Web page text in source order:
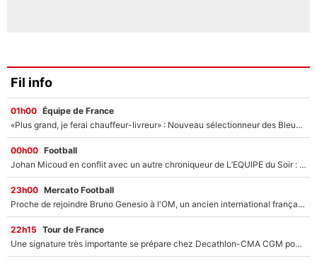
Fil info
01h00 Équipe de France
«Plus grand, je ferai chauffeur-livreur» : Nouveau sélectionneur des Bleus, Zinédine Zidane s’était imaginé un avenir très différent lorsqu'il était enfant
00h00 Football
Johan Micoud en conflit avec un autre chroniqueur de L’EQUIPE du Soir : «Pendant un moment, je ne les ai pas remis ensemble dans l'émission»
23h00 Mercato Football
Proche de rejoindre Bruno Genesio à l'OM, un ancien international français va finalement débarquer... sur RMC !
22h15 Tour de France
Une signature très importante se prépare chez Decathlon-CMA CGM pour aider Paul Seixas à gagner le Tour de France 2027